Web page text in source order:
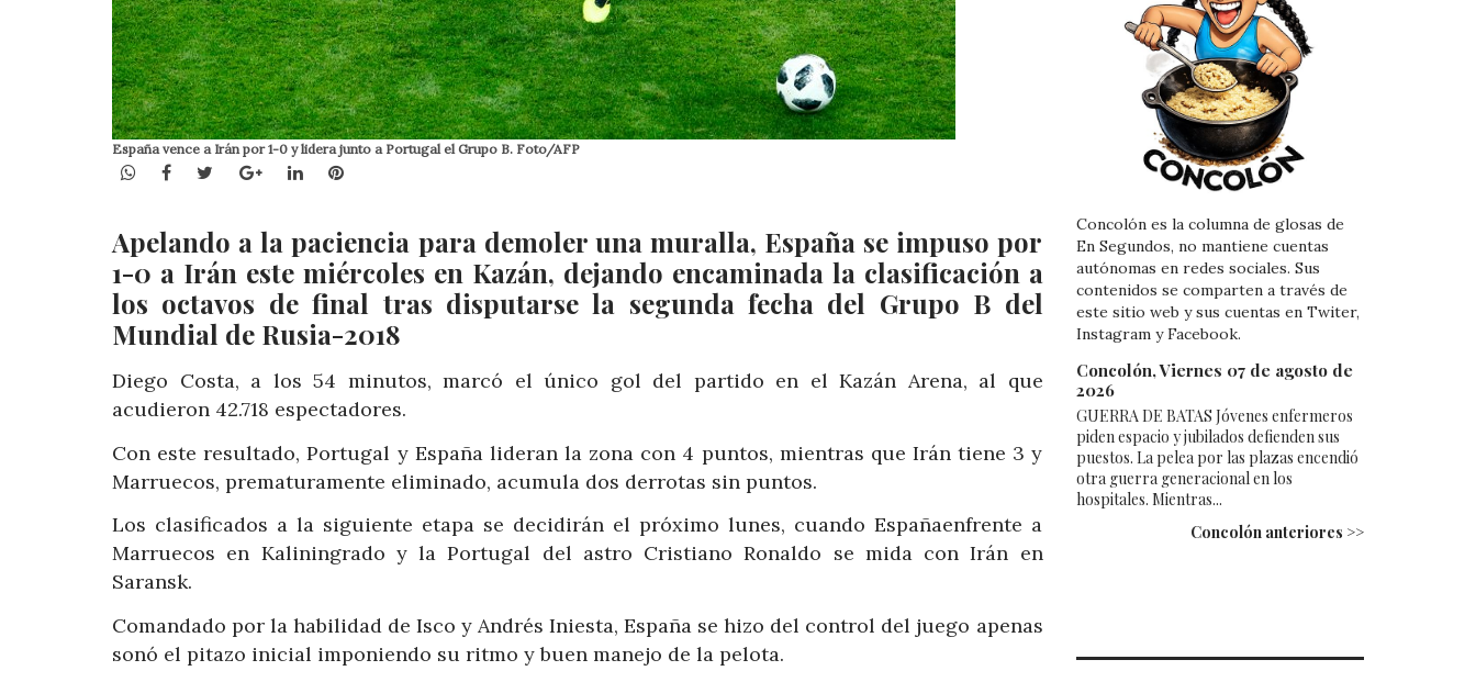
España vence a Irán por 1-0 y lidera junto a Portugal el Grupo B. Foto/AFP
WhatsApp
Facebook
TwitterGoogle+LinkedInPinterest
Apelando a la paciencia para demoler una muralla, España se impuso por
1-0 a Irán este miércoles en Kazán, dejando encaminada la clasificación a
los octavos de final tras disputarse la segunda fecha del Grupo B del
Mundial de Rusia-2018
Diego Costa, a los 54 minutos, marcó el único gol del partido en el Kazán Arena, al que
acudieron 42.718 espectadores.
Con este resultado, Portugal y España lideran la zona con 4 puntos, mientras que Irán tiene 3 y
Marruecos, prematuramente eliminado, acumula dos derrotas sin puntos.
Los clasificados a la siguiente etapa se decidirán el próximo lunes, cuando Españaenfrente a
Marruecos en Kaliningrado y la Portugal del astro Cristiano Ronaldo se mida con Irán en
Saransk.
Comandado por la habilidad de Isco y Andrés Iniesta, España se hizo del control del juego apenas
sonó el pitazo inicial imponiendo su ritmo y buen manejo de la pelota.
Concolón es la columna de glosas de
En Segundos, no mantiene cuentas
autónomas en redes sociales. Sus
contenidos se comparten a través de
este sitio web y sus cuentas en Twiter,
Instagram y Facebook.
Concolón, Viernes 07 de agosto de
2026
GUERRA DE BATAS Jóvenes enfermeros
piden espacio y jubilados defienden sus
puestos. La pelea por las plazas encendió
otra guerra generacional en los
hospitales. Mientras...
Concolón anteriores >>